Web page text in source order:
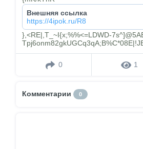
Внешняя ссылка
https://4ipok.ru/R8
},<RE|,T_~I{x;%%<=LDWD-
0 1
Комментарии 0